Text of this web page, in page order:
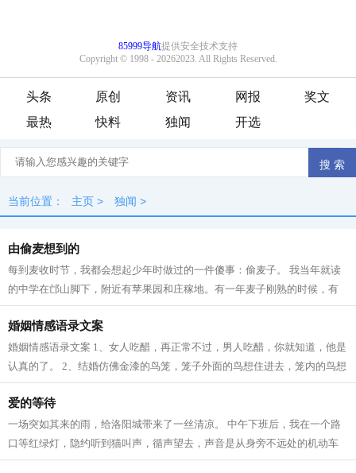
头条 原创 资讯 网报
奖文
最热
快料 独闻 开选
当前位置： 主页 > 独闻 >
由偷麦想到的
每到麦收时节，我都会想起少年时做过的一件傻事：偷麦子。 我当年就读
的中学在邙山脚下，附近有苹果园和庄稼地。有一年麦子刚熟的时候，有
同学提议去偷新麦烧着吃。我虽然没尝...
婚姻情感语录文案
婚姻情感语录文案 1、女人吃醋，再正常不过，男人吃醋，你就知道，他是
认真的了。 2、结婚仿佛金漆的鸟笼，笼子外面的鸟想住进去，笼内的鸟想
飞出来；所以结而离，离而结，没有...
爱的等待
一场突如其来的雨，给洛阳城带来了一丝清凉。 中午下班后，我在一个路
口等红绿灯，隐约听到猫叫声，循声望去，声音是从身旁不远处的机动车
道上等待红绿灯的汽车里发出的，原来...